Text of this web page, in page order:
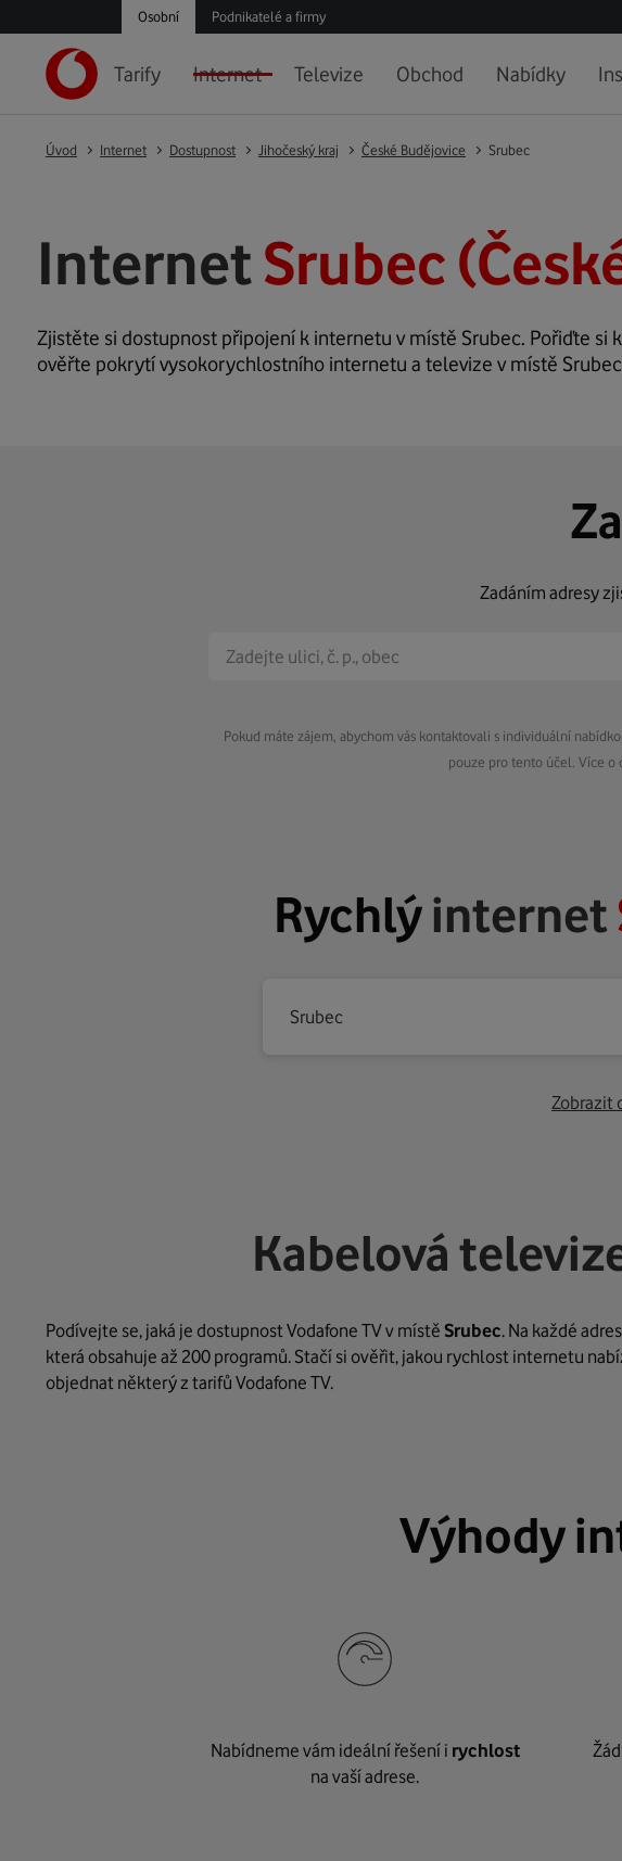
Osobní Podnikatelé a firmy
Tarify Internet Televize Obchod Nabídky
Úvod Internet Dostupnost Jihočeský kraj České Budějovice Srubec
InternetSrubec
Zjistěte si dostupnost připojení k internetu v místě Srubec. Pořiďte si
ověřte pokrytí vysokorychlostního internetu a televize v místě
Zadáním adresy
Pokud máte zájem, abychom vás kontaktovali s individuální
pouze pro tento účel. Více o
Rychlýinternet
Srubec
Zobrazit
Kabelová
Podívejte se, jaká je dostupnost Vodafone TV v místě Srubec. Na každé
která obsahuje až 200 programů. Stačí si ověřit, jakou rychlost internetu
objednat některý z tarifů Vodafone TV.
Výhody
Nabídneme vám ideální řešení i rychlost
na vaší adrese.